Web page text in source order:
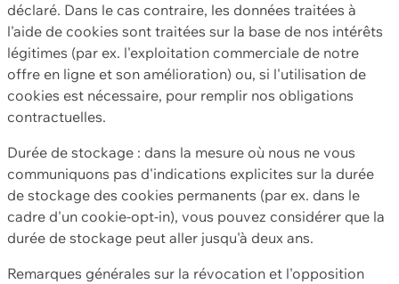
déclaré. Dans le cas contraire, les données traitées à
l'aide de cookies sont traitées sur la base de nos intérêts
légitimes (par ex. l'exploitation commerciale de notre
offre en ligne et son amélioration) ou, si l'utilisation de
cookies est nécessaire, pour remplir nos obligations
contractuelles.
Durée de stockage : dans la mesure où nous ne vous
communiquons pas d'indications explicites sur la durée
de stockage des cookies permanents (par ex. dans le
cadre d'un cookie-opt-in), vous pouvez considérer que la
durée de stockage peut aller jusqu'à deux ans.
Remarques générales sur la révocation et l'opposition